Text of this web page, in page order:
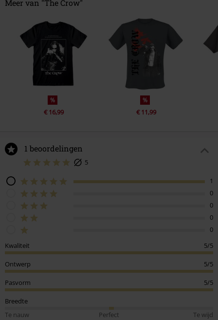
Meer van "The Crow"
%
€ 16,99
%
€ 11,99
1 beoordelingen
5
1
0
0
0
0
Kwaliteit
5/5
Ontwerp 5/5
Pasvorm 5/5
Breedte
Te nauw
Perfect
Te wijd